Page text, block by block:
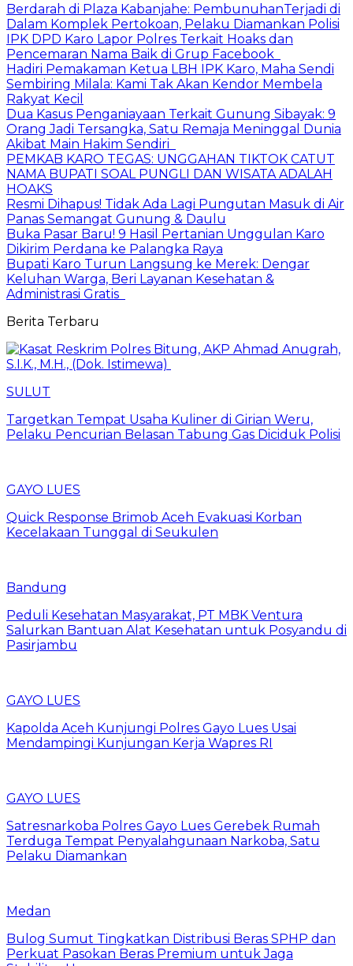
Berdarah di Plaza Kabanjahe: PembunuhanTerjadi di
Dalam Komplek Pertokoan, Pelaku Diamankan Polisi
IPK DPD Karo Lapor Polres Terkait Hoaks dan
Pencemaran Nama Baik di Grup Facebook
Hadiri Pemakaman Ketua LBH IPK Karo, Maha Sendi
Sembiring Milala: Kami Tak Akan Kendor Membela
Rakyat Kecil
Dua Kasus Penganiayaan Terkait Gunung Sibayak: 9
Orang Jadi Tersangka, Satu Remaja Meninggal Dunia
Akibat Main Hakim Sendiri
PEMKAB KARO TEGAS: UNGGAHAN TIKTOK CATUT
NAMA BUPATI SOAL PUNGLI DAN WISATA ADALAH
HOAKS
Resmi Dihapus! Tidak Ada Lagi Pungutan Masuk di Air
Panas Semangat Gunung & Daulu
Buka Pasar Baru! 9 Hasil Pertanian Unggulan Karo
Dikirim Perdana ke Palangka Raya
Bupati Karo Turun Langsung ke Merek: Dengar
Keluhan Warga, Beri Layanan Kesehatan &
Administrasi Gratis
Berita Terbaru
SULUT
Targetkan Tempat Usaha Kuliner di Girian Weru,
Pelaku Pencurian Belasan Tabung Gas Diciduk Polisi
GAYO LUES
Quick Response Brimob Aceh Evakuasi Korban
Kecelakaan Tunggal di Seukulen
Bandung
Peduli Kesehatan Masyarakat, PT MBK Ventura
Salurkan Bantuan Alat Kesehatan untuk Posyandu di
Pasirjambu
GAYO LUES
Kapolda Aceh Kunjungi Polres Gayo Lues Usai
Mendampingi Kunjungan Kerja Wapres RI
GAYO LUES
Satresnarkoba Polres Gayo Lues Gerebek Rumah
Terduga Tempat Penyalahgunaan Narkoba, Satu
Pelaku Diamankan
Medan
Bulog Sumut Tingkatkan Distribusi Beras SPHP dan
Perkuat Pasokan Beras Premium untuk Jaga